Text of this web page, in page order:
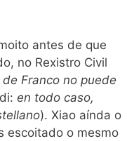
antes de que
no Rexistro Civil
de Franco no puede
en todo caso,
). Xiao aínda o
escoitado o mesmo